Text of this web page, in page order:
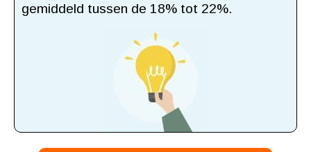
gemiddeld tussen de 18% tot 22%.